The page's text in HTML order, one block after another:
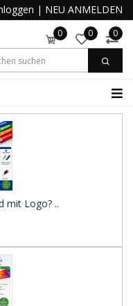
| NEU ANMELDEN
0 0 0
mit Logo? ..